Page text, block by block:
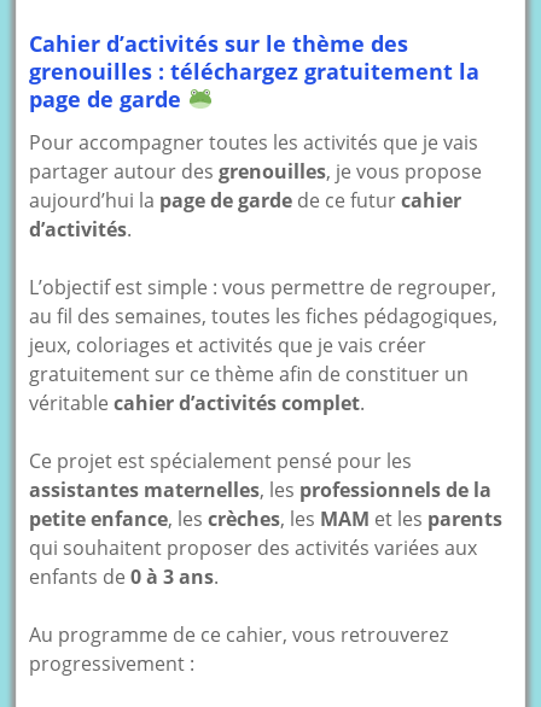
Cahier d’activités sur le thème des
grenouilles : téléchargez gratuitement la
page de garde
Pour accompagner toutes les activités que je vais
partager autour desgrenouilles, je vous propose
aujourd’hui la page de garde de ce futurcahier
d’activités.
L’objectif est simple : vous permettre de regrouper,
au fil des semaines, toutes les fiches pédagogiques,
jeux, coloriages et activités que je vais créer
gratuitement sur ce thème afin de constituer un
véritablecahier d’activités complet.
Ce projet est spécialement pensé pour les
assistantes maternelles, les professionnels de la
petite enfance, lescrèches, les MAM et les parents
qui souhaitent proposer des activités variées aux
enfants de0 à 3 ans.
Au programme de ce cahier, vous retrouverez
progressivement :